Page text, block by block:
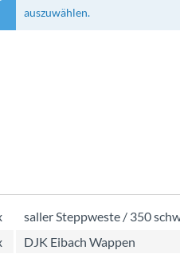
auszuwählen.
saller Steppweste / 350
DJK Eibach Wappen